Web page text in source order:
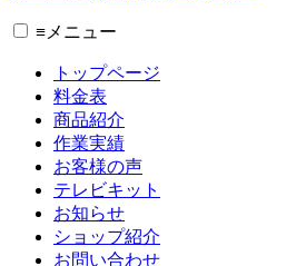
≡ メニュー
トップページ
料金表
商品紹介
作業実績
お客様の声
テレビキット
お知らせ
ショップ紹介
お問い合わせ